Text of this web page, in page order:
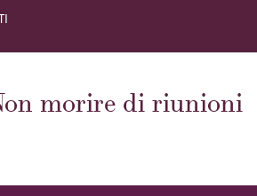
morire di riunioni